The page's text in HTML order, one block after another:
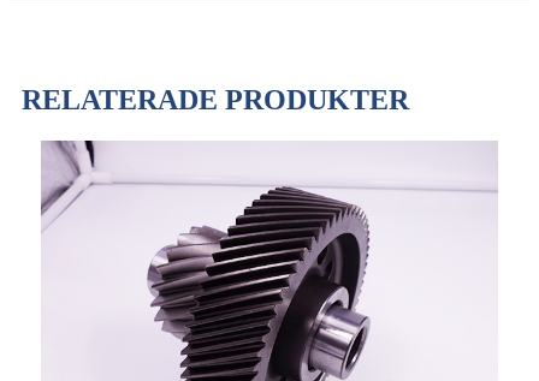
RELATERADE PRODUKTER